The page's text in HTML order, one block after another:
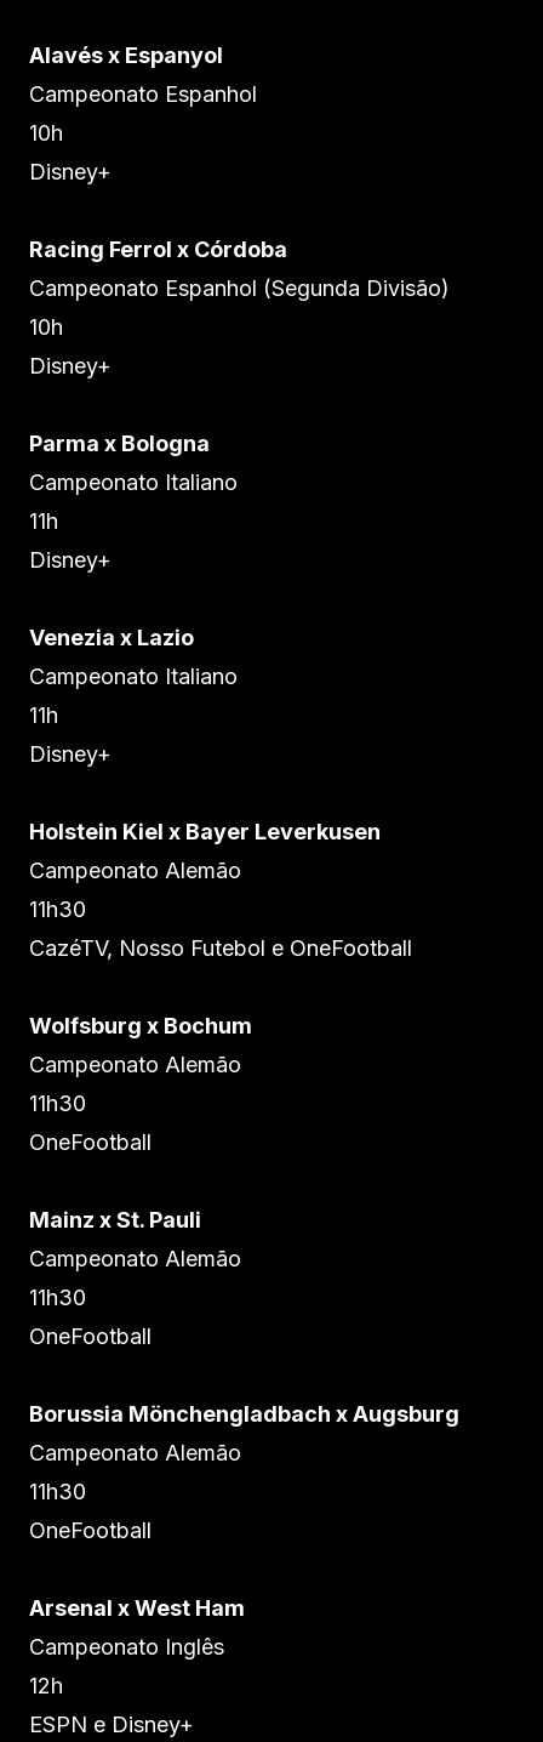
Alavés x Espanyol
Campeonato Espanhol
10h
Disney+
Racing Ferrol x Córdoba
Campeonato Espanhol (Segunda Divisão)
10h
Disney+
Parma x Bologna
Campeonato Italiano
11h
Disney+
Venezia x Lazio
Campeonato Italiano
11h
Disney+
Holstein Kiel x Bayer Leverkusen
Campeonato Alemão
11h30
CazéTV, Nosso Futebol e OneFootball
Wolfsburg x Bochum
Campeonato Alemão
11h30
OneFootball
Mainz x St. Pauli
Campeonato Alemão
11h30
OneFootball
Borussia Mönchengladbach x Augsburg
Campeonato Alemão
11h30
OneFootball
Arsenal x West Ham
Campeonato Inglês
12h
ESPN e Disney+